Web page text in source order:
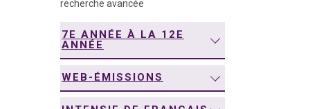
recherche avancée
7E ANNÉE À LA 12E
ANNÉE
WEB-ÉMISSIONS